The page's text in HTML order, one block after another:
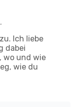
Ich liebe
dabei
wo und wie
wie du